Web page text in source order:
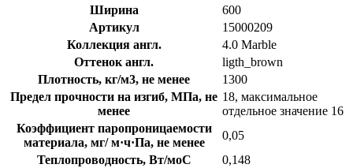
Ширина
600
Артикул
15000209
Коллекция англ.
4.0 Marble
Оттенок англ.
ligth_brown
Плотность, кг/м3, не менее
1300
Предел прочности на изгиб, МПа, не
менее
18, максимальное
отдельное значение 16
Коэффициент паропроницаемости
материала, мг/ м·ч·Па, не менее
0,05
Теплопроводность, Вт/моС
0,148